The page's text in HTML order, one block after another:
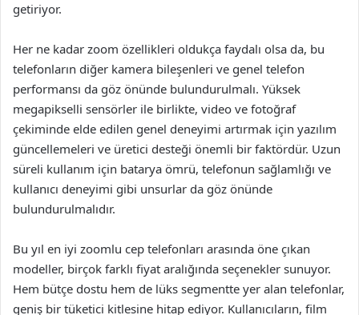
getiriyor.
Her ne kadar zoom özellikleri oldukça faydalı olsa da, bu
telefonların diğer kamera bileşenleri ve genel telefon
performansı da göz önünde bulundurulmalı. Yüksek
megapikselli sensörler ile birlikte, video ve fotoğraf
çekiminde elde edilen genel deneyimi artırmak için yazılım
güncellemeleri ve üretici desteği önemli bir faktördür. Uzun
süreli kullanım için batarya ömrü, telefonun sağlamlığı ve
kullanıcı deneyimi gibi unsurlar da göz önünde
bulundurulmalıdır.
Bu yıl en iyi zoomlu cep telefonları arasında öne çıkan
modeller, birçok farklı fiyat aralığında seçenekler sunuyor.
Hem bütçe dostu hem de lüks segmentte yer alan telefonlar,
geniş bir tüketici kitlesine hitap ediyor. Kullanıcıların, film